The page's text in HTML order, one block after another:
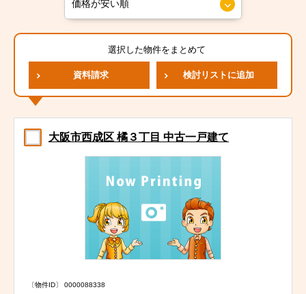
選択した物件をまとめて
資料請求 検討リストに追加
大阪市西成区 橘３丁目 中古一戸建て
〔物件ID〕 0000088338